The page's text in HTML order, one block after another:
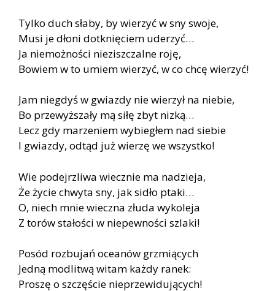
Tylko duch słaby, by wierzyć w sny swoje,
Musi je dłoni dotknięciem uderzyć…
Ja niemożności nieziszczalne roję,
Bowiem w to umiem wierzyć, w co chcę wierzyć!
Jam niegdyś w gwiazdy nie wierzył na niebie,
Bo przewyższały mą siłę zbyt nizką…
Lecz gdy marzeniem wybiegłem nad siebie
I gwiazdy, odtąd już wierzę we wszystko!
Wie podejrzliwa wiecznie ma nadzieja,
Że życie chwyta sny, jak sidło ptaki…
O, niech mnie wieczna złuda wykoleja
Z torów stałości w niepewności szlaki!
Posód rozbujań oceanów grzmiących
Jedną modlitwą witam każdy ranek:
Proszę o szczęście nieprzewidujących!